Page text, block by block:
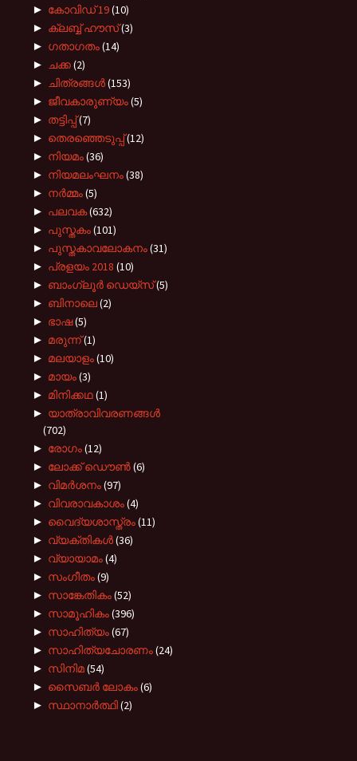
► കോവിഡ് 19(10)
► ക്ലബ്ബ് ഹൗസ്(3)
► ഗതാഗതം(14)
► ചക്ക(2)
► ചിത്രങ്ങൾ(153)
► ജീവകാരുണ്യം(5)
► തട്ടിപ്പ്(7)
► തെരഞ്ഞെടുപ്പ്(12)
► നിയമം(36)
► നിയമലംഘനം(38)
► നർമ്മം(5)
► പലവക(632)
► പുസ്തകം(101)
► പുസ്തകാവലോകനം(31)
► പ്രളയം 2018 (10)
► ബാംഗ്ലൂർ ഡെയ്സ്(5)
► ബിനാലെ(2)
► ഭാഷ(5)
► മരുന്ന്(1)
► മലയാളം(10)
► മായം(3)
► മിനിക്കഥ(1)
► യാത്രാവിവരണങ്ങൾ
(702)
► രോഗം(12)
► ലോക്ക് ഡൌൺ(6)
► വിമർശനം(97)
► വിവരാവകാശം(4)
► വൈദ്യശാസ്ത്രം(11)
► വ്യക്തികൾ(36)
► വ്യായാമം(4)
► സംഗീതം(9)
► സാങ്കേതികം(52)
► സാമൂഹികം(396)
► സാഹിത്യം(67)
► സാഹിത്യചോരണം(24)
► സിനിമ(54)
► സൈബർ ലോകം(6)
► സ്ഥാനാർത്ഥി(2)